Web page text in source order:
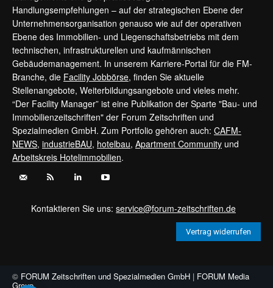
Handlungsempfehlungen – auf der strategischen Ebene der
Unternehmensorganisation genauso wie auf der operativen
Ebene des Immobilien- und Liegenschaftsbetriebs mit dem
technischen, infrastrukturellen und kaufmännischen
Gebäudemanagement. In unserem Karriere-Portal für die FM-
Branche, die Facility Jobbörse, finden Sie aktuelle
Stellenangebote, Weiterbildungsangebote und vieles mehr.
“Der Facility Manager” ist eine Publikation der Sparte "Bau- und
Immobilienzeitschriften" der Forum Zeitschriften und
Spezialmedien GmbH. Zum Portfolio gehören auch: CAFM-
NEWS, industrieBAU, hotelbau, Apartment Community und
Arbeitskreis Hotelimmobilien.
Kontaktieren Sie uns:service@forum-zeitschriften.de
Vertrag widerrufen
© FORUM Zeitschriften und Spezialmedien GmbH | FORUM Media
Group